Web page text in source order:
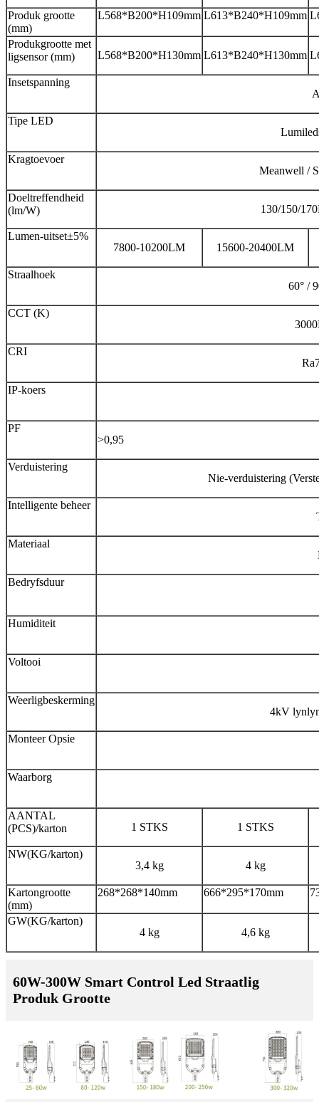
Produk grootte
(mm)
L568*B200*H109mm L613*B240*H109mm
Produkgrootte met
ligsensor (mm)
L568*B200*H130mm L613*B240*H130mm
Insetspanning
Tipe LED
Kragtoevoer
Meanwell /
Doeltreffendheid
(lm/W)
130/150/
Lumen-uitset±5%
7800-10200LM
15600-20400LM
Straalhoek
60° /
CCT (K)
CRI
IP-koers
PF
>0,95
Verduistering
Nie-verduistering
Intelligente beheer
Materiaal
Bedryfsduur
Humiditeit
Voltooi
Weerligbeskerming
4kV
Monteer Opsie
Waarborg
AANTAL
(PCS)/karton
1 STKS 1 STKS
NW(KG/karton)
3,4 kg
4 kg
Kartongrootte
(mm)
268*268*140mm 666*295*170mm
GW(KG/karton)
4 kg
4,6 kg
60W-300W Smart Control Led Straatlig
Produk Grootte